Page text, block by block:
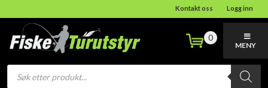
Kontakt oss Logg inn
Products
search
0
MENY